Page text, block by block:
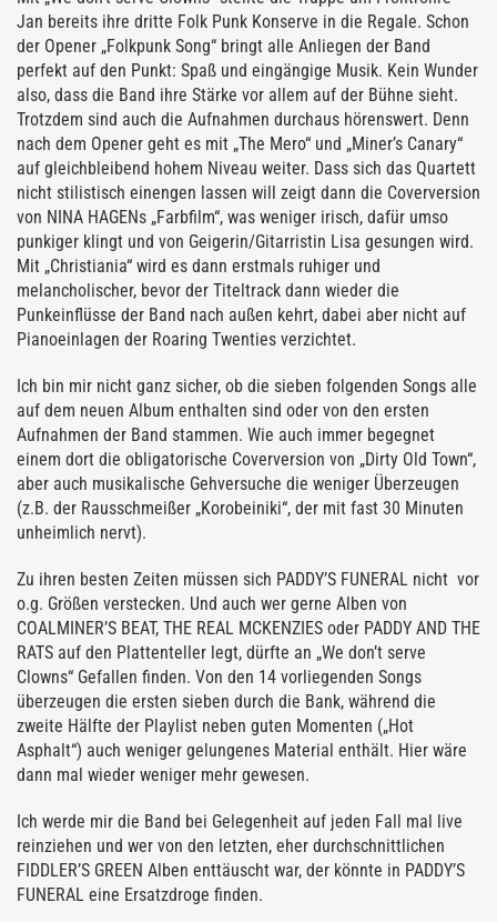
Jan bereits ihre dritte Folk Punk Konserve in die Regale. Schon
der Opener „Folkpunk Song“ bringt alle Anliegen der Band
perfekt auf den Punkt: Spaß und eingängige Musik. Kein Wunder
also, dass die Band ihre Stärke vor allem auf der Bühne sieht.
Trotzdem sind auch die Aufnahmen durchaus hörenswert. Denn
nach dem Opener geht es mit „The Mero“ und „Miner’s Canary“
auf gleichbleibend hohem Niveau weiter. Dass sich das Quartett
nicht stilistisch einengen lassen will zeigt dann die Coverversion
von NINA HAGENs „Farbfilm“, was weniger irisch, dafür umso
punkiger klingt und von Geigerin/Gitarristin Lisa gesungen wird.
Mit „Christiania“ wird es dann erstmals ruhiger und
melancholischer, bevor der Titeltrack dann wieder die
Punkeinflüsse der Band nach außen kehrt, dabei aber nicht auf
Pianoeinlagen der Roaring Twenties verzichtet.
Ich bin mir nicht ganz sicher, ob die sieben folgenden Songs alle
auf dem neuen Album enthalten sind oder von den ersten
Aufnahmen der Band stammen. Wie auch immer begegnet
einem dort die obligatorische Coverversion von „Dirty Old Town“,
aber auch musikalische Gehversuche die weniger Überzeugen
(z.B. der Rausschmeißer „Korobeiniki“, der mit fast 30 Minuten
unheimlich nervt).
Zu ihren besten Zeiten müssen sich PADDY’S FUNERAL nicht vor
o.g. Größen verstecken. Und auch wer gerne Alben von
COALMINER’S BEAT, THE REAL MCKENZIES oder PADDY AND THE
RATS auf den Plattenteller legt, dürfte an „We don’t serve
Clowns“ Gefallen finden. Von den 14 vorliegenden Songs
überzeugen die ersten sieben durch die Bank, während die
zweite Hälfte der Playlist neben guten Momenten („Hot
Asphalt“) auch weniger gelungenes Material enthält. Hier wäre
dann mal wieder weniger mehr gewesen.
Ich werde mir die Band bei Gelegenheit auf jeden Fall mal live
reinziehen und wer von den letzten, eher durchschnittlichen
FIDDLER’S GREEN Alben enttäuscht war, der könnte in PADDY’S
FUNERAL eine Ersatzdroge finden.